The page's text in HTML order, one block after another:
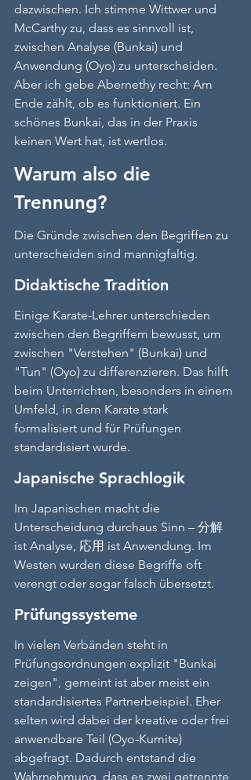
dazwischen. Ich stimme Wittwer und
McCarthy zu, dass es sinnvoll ist,
zwischen Analyse (Bunkai) und
Anwendung (Oyo) zu unterscheiden.
Aber ich gebe Abernethy recht: Am
Ende zählt, ob es funktioniert. Ein
schönes Bunkai, das in der Praxis
keinen Wert hat, ist wertlos.
Warum also die
Trennung?
Die Gründe zwischen den Begriffen zu
unterscheiden sind mannigfaltig.
Didaktische Tradition
Einige Karate-Lehrer unterschieden
zwischen den Begriffem bewusst, um
zwischen "Verstehen" (Bunkai) und
"Tun" (Oyo) zu differenzieren. Das hilft
beim Unterrichten, besonders in einem
Umfeld, in dem Karate stark
formalisiert und für Prüfungen
standardisiert wurde.
Japanische Sprachlogik
Im Japanischen macht die
Unterscheidung durchaus Sinn – 分解
ist Analyse, 応用 ist Anwendung. Im
Westen wurden diese Begriffe oft
verengt oder sogar falsch übersetzt.
Prüfungssysteme
In vielen Verbänden steht in
Prüfungsordnungen explizit "Bunkai
zeigen", gemeint ist aber meist ein
standardisiertes Partnerbeispiel. Eher
selten wird dabei der kreative oder frei
anwendbare Teil (Oyo-Kumite)
abgefragt. Dadurch entstand die
Wahrnehmung, dass es zwei getrennte